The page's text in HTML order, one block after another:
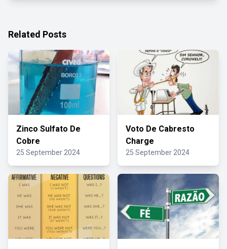
Related Posts
Zinco Sulfato De
Cobre
25 September 2024
Voto De Cabresto
Charge
25 September 2024